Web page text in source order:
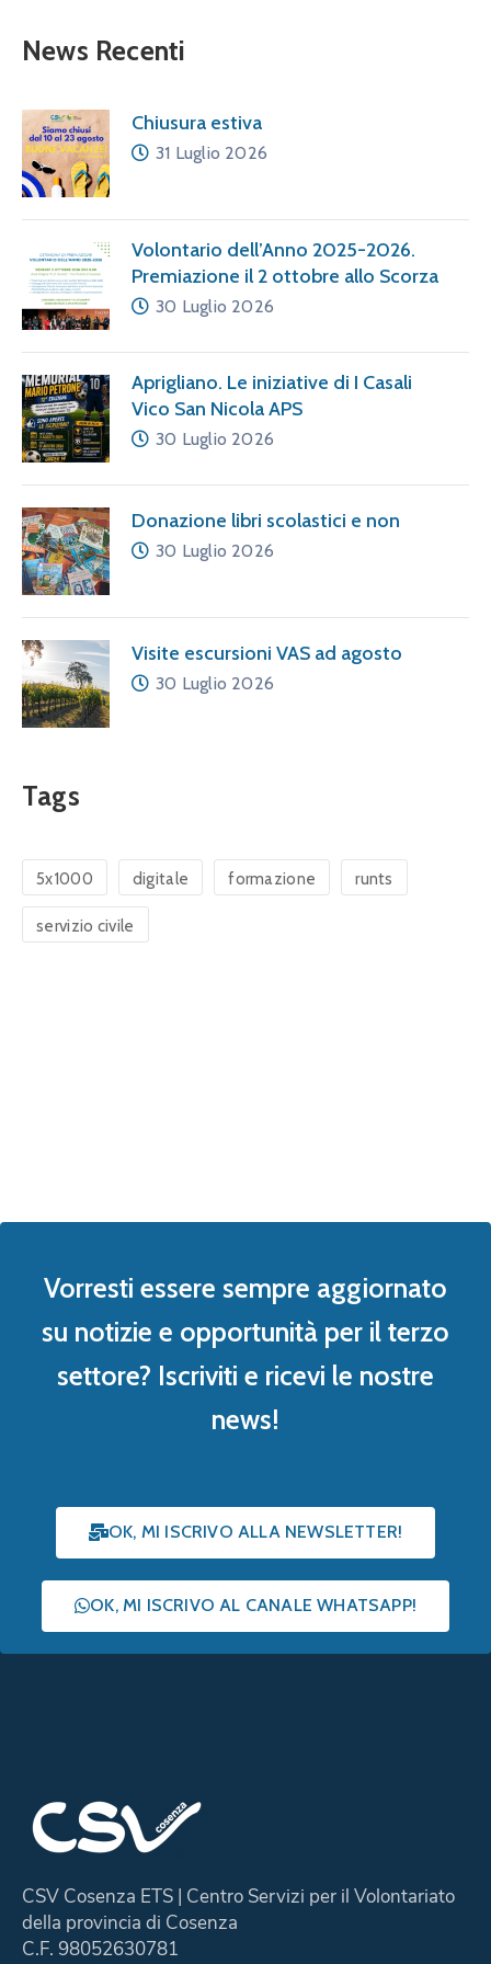
News Recenti
Chiusura estiva
31 Luglio 2026
Volontario dell’Anno 2025-2026.
Premiazione il 2 ottobre allo Scorza
30 Luglio 2026
Aprigliano. Le iniziative di I Casali
Vico San Nicola APS
30 Luglio 2026
Donazione libri scolastici e non
30 Luglio 2026
Visite escursioni VAS ad agosto
30 Luglio 2026
Tags
5x1000 digitale formazione runts
servizio civile
Vorresti essere sempre aggiornato
su notizie e opportunità per il terzo
settore? Iscriviti e ricevi le nostre
news!
OK, MI ISCRIVO ALLA NEWSLETTER!
OK, MI ISCRIVO AL CANALE WHATSAPP!
CSV Cosenza ETS | Centro Servizi per il Volontariato
della provincia di Cosenza
C.F. 98052630781